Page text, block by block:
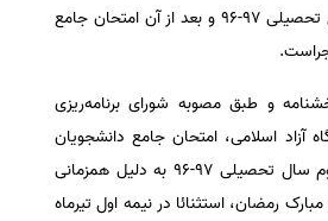
که از نیمسال دوم سال تحصیلی ۹۷-۹۶ و بعد از آن امتحان جامع
۳ این بخشنامه و طبق مصوبه شورای برنامه‌ریزی
آزاد اسلامی، امتحان جامع دانشجویان
دوره دکتری نیمسال دوم سال تحصیلی ۹۷-۹۶ به دلیل همزمانی
مبارک رمضان، استثنائا در نیمه اول تیرماه